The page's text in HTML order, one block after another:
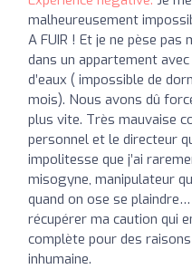
malheureusement
A FUIR ! Et je ne pèse pas
dans un appartement
d’eaux ( impossible de
mois). Nous avons dû
plus vite. Très mauvaise
personnel et le directeur
impolitesse que j’ai
misogyne, manipulateur
quand on ose se
récupérer ma caution qui
complète pour des
inhumaine.